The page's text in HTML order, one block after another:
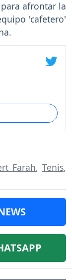
afrontar la
'cafetero'
Farah,Tenis,